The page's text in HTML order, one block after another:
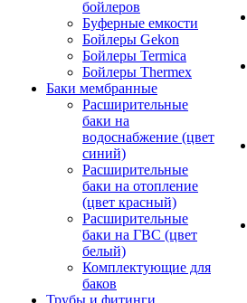
бойлеров
Буферные емкости
Бойлеры Gekon
Бойлеры Termica
Бойлеры Thermex
Баки мембранные
Расширительные
баки на
водоснабжение (цвет
синий)
Расширительные
баки на отопление
(цвет красный)
Расширительные
баки на ГВС (цвет
белый)
Комплектующие для
баков
Трубы и фитинги